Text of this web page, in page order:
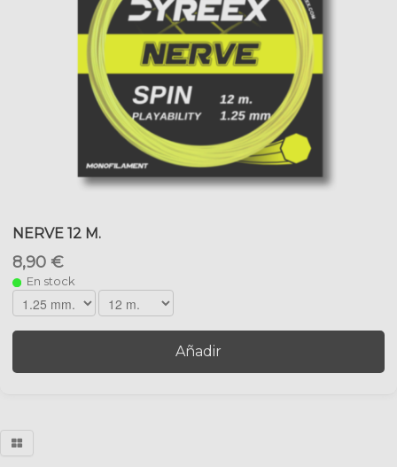
NERVE 12 M.
8,90 €
En stock
Añadir